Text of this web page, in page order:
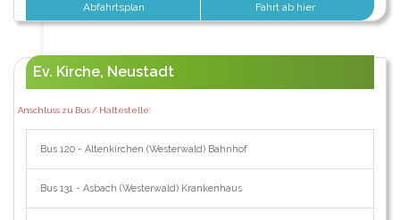
Abfahrtsplan Fahrt ab hier
Ev. Kirche, Neustadt
Anschluss zu Bus / Haltestelle:
Bus 120 - Altenkirchen (Westerwald) Bahnhof
Bus 131 - Asbach (Westerwald) Krankenhaus